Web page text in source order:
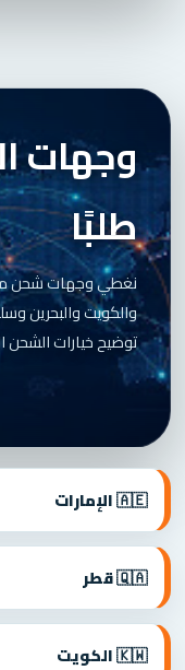
وجهات
طلبًا
نغطي وجهات شحن
والكويت والبحرين
توضيح خيارات
🇦🇪 الإمارات
🇶🇦 قطر
🇰🇼 الكويت